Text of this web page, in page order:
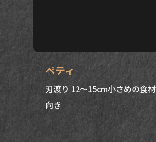
ペティ
刃渡り 12～15cm小さめの食材
向き